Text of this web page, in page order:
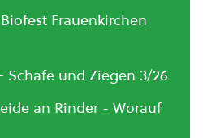
Frauenkirchen
Schafe und Ziegen 3/26
an Rinder - Worauf